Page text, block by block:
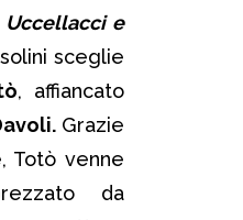
Uccellacci e
sceglie
, affiancato
Grazie
Totò venne
da